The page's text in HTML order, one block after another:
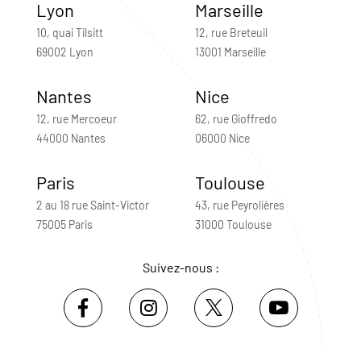
Lyon
10, quai Tilsitt
69002 Lyon
Marseille
12, rue Breteuil
13001 Marseille
Nantes
12, rue Mercoeur
44000 Nantes
Nice
62, rue Gioffredo
06000 Nice
Paris
2 au 18 rue Saint-Victor
75005 Paris
Toulouse
43, rue Peyrolières
31000 Toulouse
Suivez-nous :